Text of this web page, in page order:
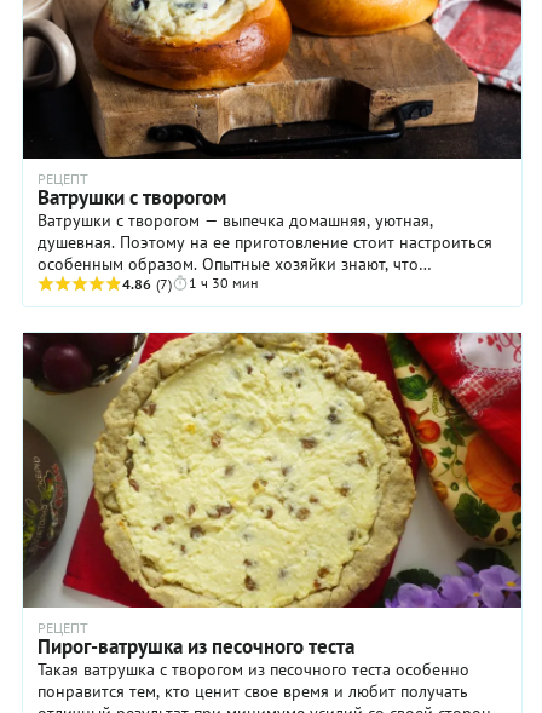
РЕЦЕПТ
Ватрушки с творогом
Ватрушки с творогом — выпечка домашняя, уютная,
душевная. Поэтому на ее приготовление стоит настроиться
особенным образом. Опытные хозяйки знают, что
дрожжевое тесто буквально «чувствует» состояние ...
4.86 (7) 1 ч 30 мин
РЕЦЕПТ
Пирог-ватрушка из песочного теста
Такая ватрушка с творогом из песочного теста особенно
понравится тем, кто ценит свое время и любит получать